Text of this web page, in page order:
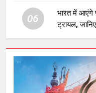
06
भारत में आएंगे
ट्रायल,